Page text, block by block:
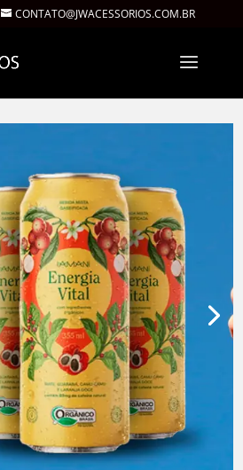
CONTATO@JWACESSORIOS.COM.BR